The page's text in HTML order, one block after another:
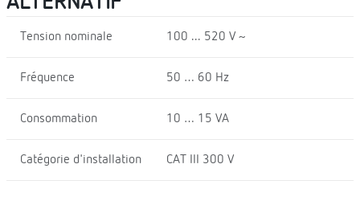
Tension nominale 100 ... 520 V ~
Fréquence 50 … 60 Hz
Consommation 10 … 15 VA
Catégorie d'installation CAT III 300 V